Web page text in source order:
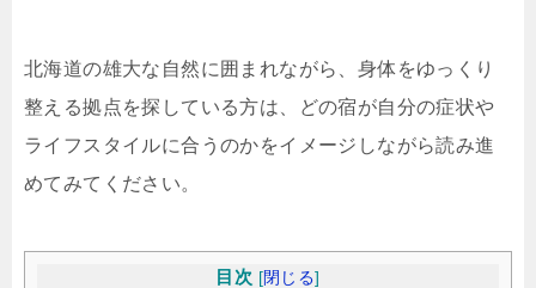
北海道の雄大な自然に囲まれながら、身体をゆっくり
整える拠点を探している方は、どの宿が自分の症状や
ライフスタイルに合うのかをイメージしながら読み進
めてみてください。
目次 [閉じる]